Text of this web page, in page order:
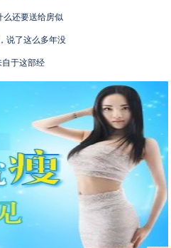
么还要送给房似
说了这么多年没
自于这部经